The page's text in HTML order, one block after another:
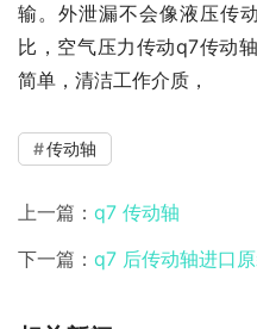
输。外泄漏不会像液压传
比，空气压力传动q7传动
简单，清洁工作介质，
传动轴
上一篇： q7 传动轴
下一篇： q7 后传动轴进口